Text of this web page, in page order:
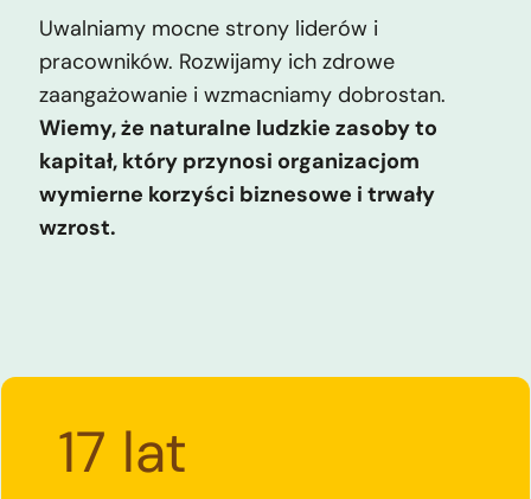
Uwalniamy mocne strony liderów i
pracowników. Rozwijamy ich zdrowe
zaangażowanie i wzmacniamy dobrostan.
Wiemy, że naturalne ludzkie zasoby to
kapitał, który przynosi organizacjom
wymierne korzyści biznesowe i trwały
wzrost.
17 lat